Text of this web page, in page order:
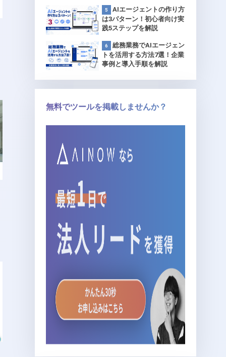
AIエージェントの作り方
は3パターン！初心者向け実
践5ステップを解説
総務業務でAIエージェン
トを活用する方法7選！企業
事例と導入手順を解説
無料でツールを掲載しませんか？